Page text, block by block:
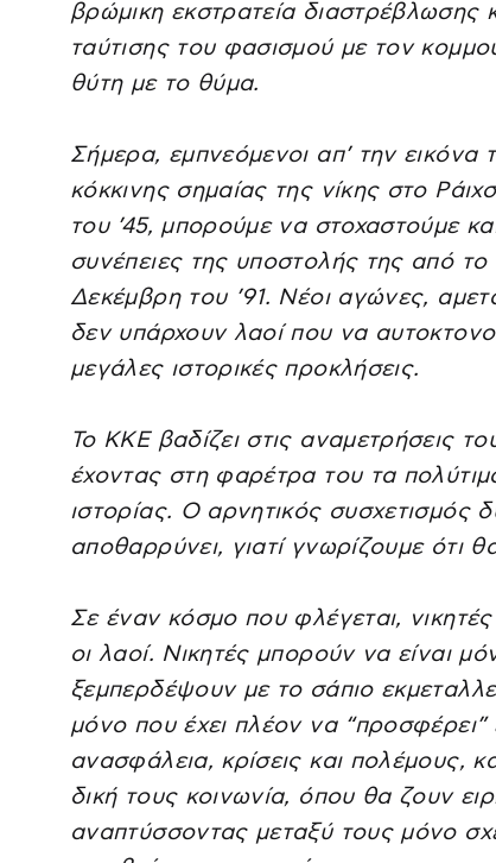
βρώμικη εκστρατεία διαστρέβλωσης
ταύτισης του φασισμού με τον
θύτη με το θύμα.
Σήμερα, εμπνεόμενοι απ’ την
κόκκινης σημαίας της νίκης στο
του ’45, μπορούμε να στοχαστούμε
συνέπειες της υποστολής της από το
Δεκέμβρη του ’91. Νέοι αγώνες,
δεν υπάρχουν λαοί που να
μεγάλες ιστορικές προκλήσεις.
Το ΚΚΕ βαδίζει στις αναμετρήσεις
έχοντας στη φαρέτρα του τα
ιστορίας. Ο αρνητικός συσχετισμός
αποθαρρύνει, γιατί γνωρίζουμε ότι
Σε έναν κόσμο που φλέγεται, νικητές
οι λαοί. Νικητές μπορούν να είναι
ξεμπερδέψουν με το σάπιο
μόνο που έχει πλέον να “προσφέρει”
ανασφάλεια, κρίσεις και πολέμους,
δική τους κοινωνία, όπου θα ζουν
αναπτύσσοντας μεταξύ τους μόνο